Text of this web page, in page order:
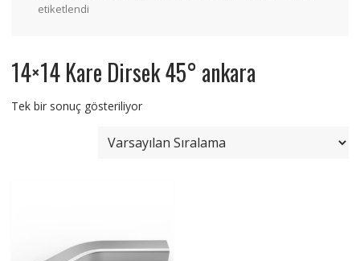
etiketlendi
14×14 Kare Dirsek 45° ankara
Tek bir sonuç gösteriliyor